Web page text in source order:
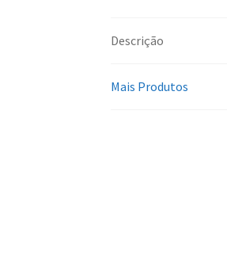
Descrição
Mais Produtos